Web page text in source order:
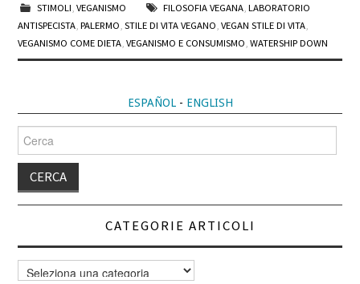
STIMOLI VEGANISMO FILOSOFIA VEGANA, LABORATORIO
ANTISPECISTA ,PALERMO ,STILE DI VITA VEGANO ,VEGAN STILE DI VITA
VEGANISMO COME DIETA ,VEGANISMO E CONSUMISMO ,WATERSHIP DOWN
ESPAÑOL- ENGLISH
per:
CATEGORIE ARTICOLI
Categorie